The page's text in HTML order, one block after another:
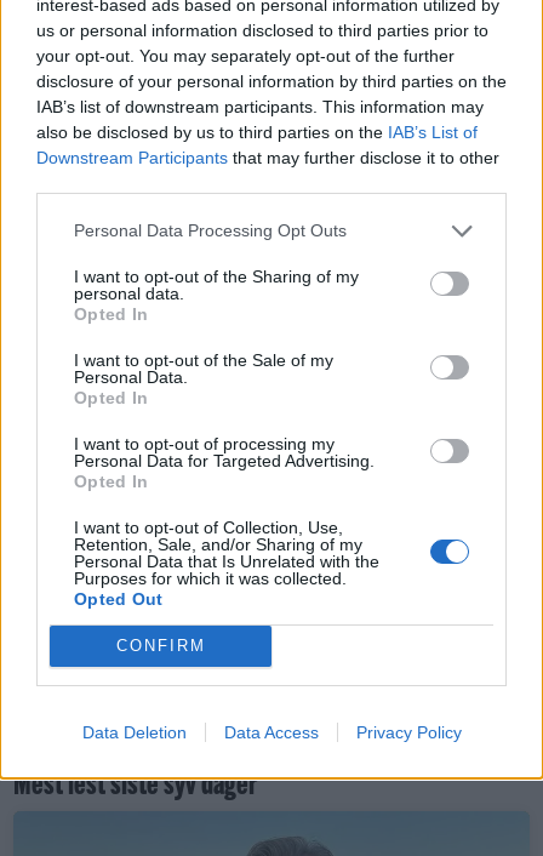
interest-based ads based on personal information utilized by
us or personal information disclosed to third parties prior to
your opt-out. You may separately opt-out of the further
disclosure of your personal information by third parties on the
IAB’s list of downstream participants. This information may
also be disclosed by us to third parties on the IAB’s List of
Downstream Participants that may further disclose it to other
Personal Data Processing Opt Outs
I want to opt-out of the Sharing of my
personal data.
Opted In
I want to opt-out of the Sale of my
Personal Data.
Opted In
I want to opt-out of processing my
Personal Data for Targeted Advertising.
Opted In
I want to opt-out of Collection, Use,
Retention, Sale, and/or Sharing of my
Personal Data that Is Unrelated with the
Purposes for which it was collected.
Opted Out
CONFIRM
Data Deletion Data Access Privacy Policy
skal selvsagt Vard 2 ha sin del av æren for.
Aleksander Gundersen spilte hele kampen for Vard 2. Han fikk
et gult kort, men var ellers lite i aksjon mot sine gamle
lagkamerater.
Kampfakta
Skjold 3 (1)
Vard 2 5 (3)
4. div. avd. 2
1-0 Sander Hettervik (13)
1-1 Stian Barane (28)
1-3 Stian Barane (36)
2-3 Mats Steinsland (57)
3-3 Håvard Hovland (67)
3-4 Stian Barane (70)
3-5 Edvard Khachatrjan (79)
Dommer: Bjørnar Kristoffersen Knudsen, Ferkingstad
Tilskuere: 100
Mest lest siste syv dager